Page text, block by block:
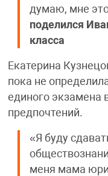
думаю, мне
поделился
класса
Екатерина
пока не
единого экзамена
предпочтений.
«Я буду
меня мама